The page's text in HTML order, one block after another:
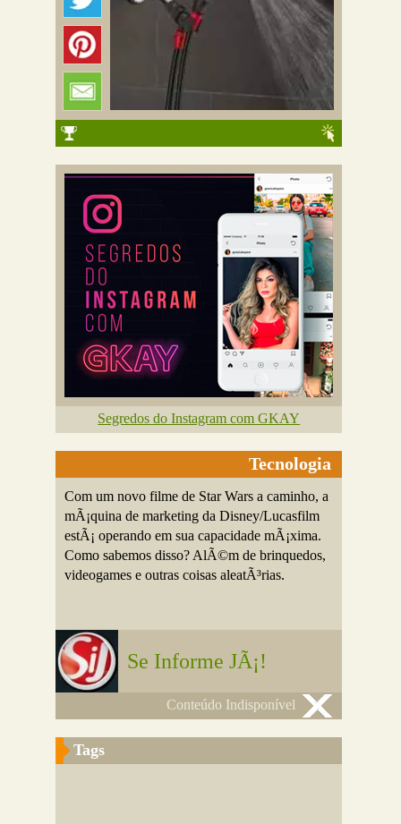
Segredos do Instagram com GKAY
Tecnologia
Com um novo filme de Star Wars a caminho, a
mÃ¡quina de marketing da Disney/Lucasfilm
estÃ¡ operando em sua capacidade mÃ¡xima.
Como sabemos disso? AlÃ©m de brinquedos,
videogames e outras coisas aleatÃ³rias.
Se Informe JÃ¡!
Conteúdo Indisponível
Tags